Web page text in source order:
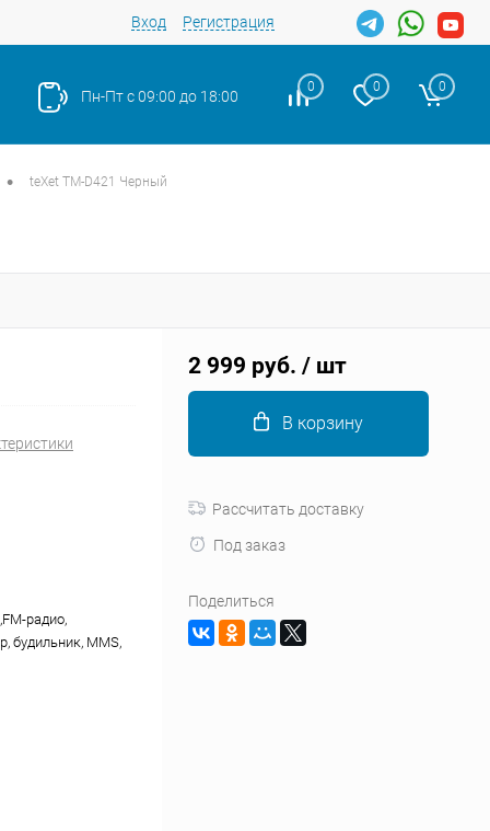
Вход Регистрация
Пн-Пт с 09:00 до 18:00
0 0 0
• teXet TM-D421 Черный
радио,
будильник, MMS,
2 999 руб. / шт
В корзину
Рассчитать доставку
Под заказ
Поделиться